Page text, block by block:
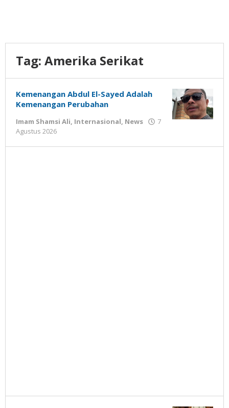
Tag: Amerika Serikat
Kemenangan Abdul El-Sayed Adalah
Kemenangan Perubahan
Imam Shamsi Ali, Internasional, News
7
Agustus 2026
Susanto